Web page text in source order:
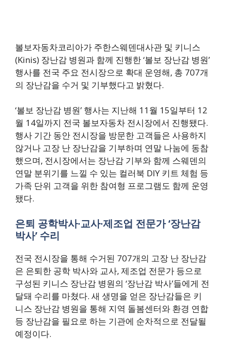
볼보자동차코리아가 주한스웨덴대사관 및 키니스
(Kinis) 장난감 병원과 함께 진행한 ‘볼보 장난감 병원’
행사를 전국 주요 전시장으로 확대 운영해, 총 707개
의 장난감을 수거 및 기부했다고 밝혔다.
‘볼보 장난감 병원’ 행사는 지난해 11월 15일부터 12
월 14일까지 전국 볼보자동차 전시장에서 진행됐다.
행사 기간 동안 전시장을 방문한 고객들은 사용하지
않거나 고장 난 장난감을 기부하며 연말 나눔에 동참
했으며, 전시장에서는 장난감 기부와 함께 스웨덴의
연말 분위기를 느낄 수 있는 컬러북 DIY 키트 체험 등
가족 단위 고객을 위한 참여형 프로그램도 함께 운영
됐다.
은퇴 공학박사·교사·제조업 전문가 ‘장난감
박사’ 수리
전국 전시장을 통해 수거된 707개의 고장 난 장난감
은 은퇴한 공학 박사와 교사, 제조업 전문가 등으로
구성된 키니스 장난감 병원의 ‘장난감 박사’들에게 전
달돼 수리를 마쳤다. 새 생명을 얻은 장난감들은 키
니스 장난감 병원을 통해 지역 돌봄센터와 환경 연합
등 장난감을 필요로 하는 기관에 순차적으로 전달될
예정이다.